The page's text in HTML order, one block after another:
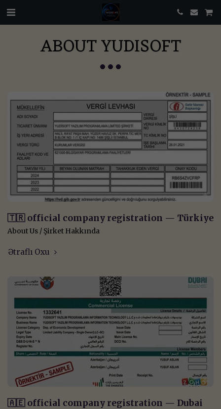
ABOUT YUDISOFT
🇹🇷 official company registration — Türkiye
About Us / Şirket Hakkında
Ətraflı Oxu
🇦🇪 official company registration — Dubai